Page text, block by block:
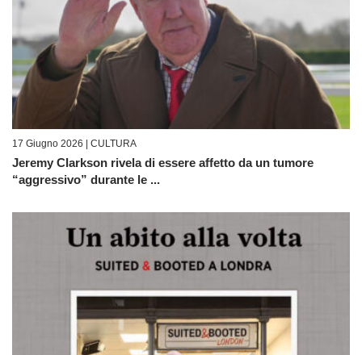
17 Giugno 2026 | CULTURA
Jeremy Clarkson rivela di essere affetto da un tumore
“aggressivo” durante le ...